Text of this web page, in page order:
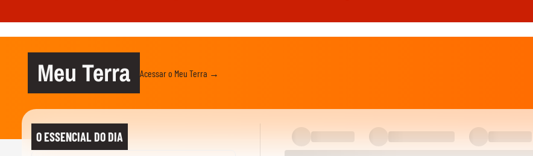
Meu Terra Acessar o Meu Terra →
O ESSENCIAL DO DIA